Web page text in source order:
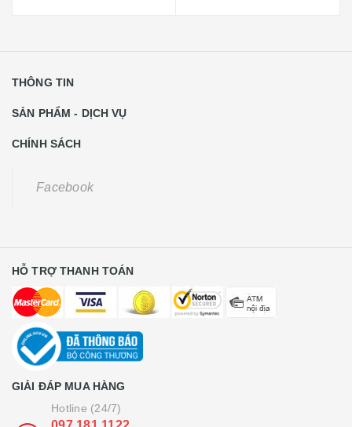
THÔNG TIN
SẢN PHẨM - DỊCH VỤ
CHÍNH SÁCH
Facebook
HỖ TRỢ THANH TOÁN
GIẢI ĐÁP MUA HÀNG
Hotline (24/7)